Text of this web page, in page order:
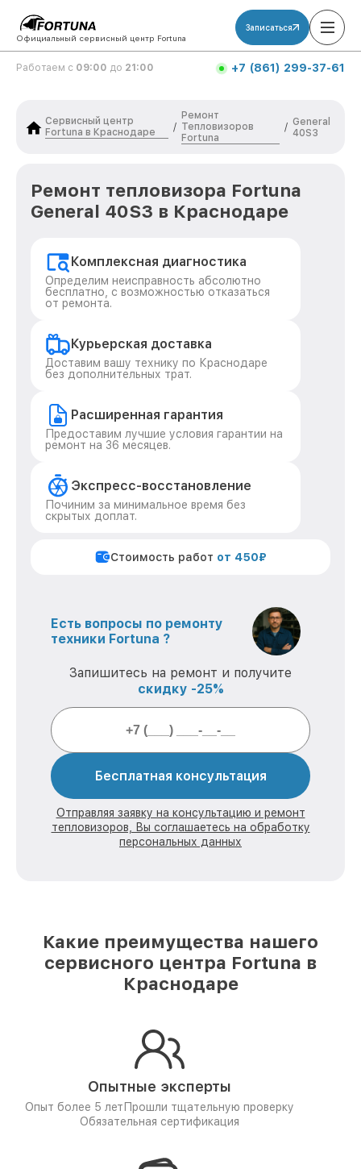
Официальный сервисный центр Fortuna
Записаться
Работаем с 09:00 до 21:00 +7 (861) 299-37-61
Сервисный центр
Fortuna в Краснодаре
/
Ремонт
Тепловизоров
Fortuna
/ General
40S3
Ремонт тепловизора Fortuna
General 40S3 в Краснодаре
Комплексная диагностика
Определим неисправность абсолютно
бесплатно, с возможностью отказаться
от ремонта.
Курьерская доставка
Доставим вашу технику по Краснодаре
без дополнительных трат.
Расширенная гарантия
Предоставим лучшие условия гарантии на
ремонт на 36 месяцев.
Экспресс-восстановление
Починим за минимальное время без
скрытых доплат.
Стоимость работ от 450₽
Есть вопросы по ремонту
техники Fortuna ?
Запишитесь на ремонт и получите
скидку -25%
Бесплатная консультация
Отправляя заявку на консультацию и ремонт
тепловизоров, Вы соглашаетесь на обработку
персональных данных
Какие преимущества нашего
сервисного центра Fortuna в
Краснодаре
Опытные эксперты
Опыт более 5 лет Прошли тщательную проверку
Обязательная сертификация